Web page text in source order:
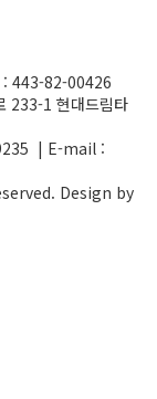
443-82-00426
233-1 현대드림타
| E-mail :
Design by